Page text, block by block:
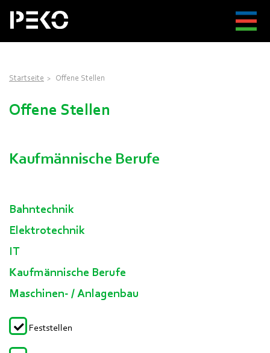
Startseite Offene Stellen
Offene Stellen
Kaufmännische Berufe
Bahntechnik
Elektrotechnik
IT
Kaufmännische Berufe
Maschinen- / Anlagenbau
Feststellen